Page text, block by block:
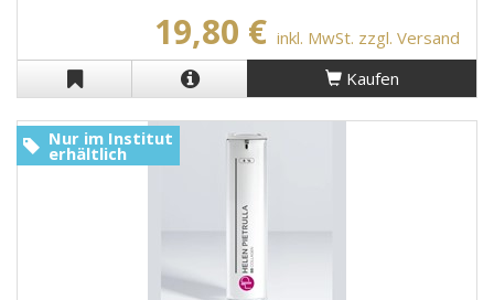
19,80 € inkl. MwSt. zzgl. Versand
Kaufen
Nur im Institut
erhältlich